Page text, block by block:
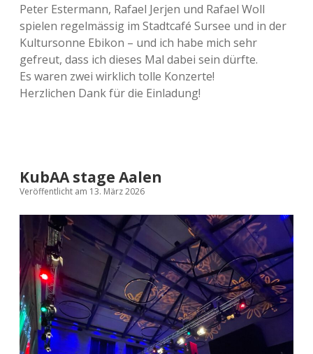
Peter Estermann, Rafael Jerjen und Rafael Woll
spielen regelmässig im Stadtcafé Sursee und in der
Kultursonne Ebikon – und ich habe mich sehr
gefreut, dass ich dieses Mal dabei sein dürfte.
Es waren zwei wirklich tolle Konzerte!
Herzlichen Dank für die Einladung!
KubAA stage Aalen
Veröffentlicht am 13. März 2026